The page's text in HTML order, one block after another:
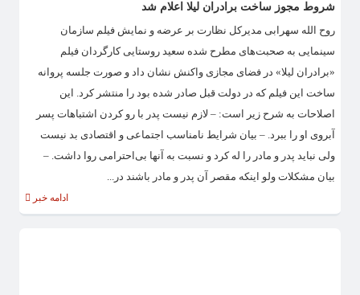
شروط مجوز ساخت برادران لیلا اعلام شد
روح الله سهرابی مدیرکل نظارت بر عرضه و نمایش فیلم سازمان
سینمایی به صحبت‌های مطرح شده سعید روستایی کارگردان فیلم
«برادران لیلا» در فضای مجازی واکنش نشان داد و صورت جلسه پروانه
ساخت این فیلم که در دولت قبل صادر شده بود را منتشر کرد. این
اصلاحات به شرح زیر است: – لازم نیست پدر با رو کردن اشتباهات پسر
آبروی او را ببرد. – بیان شرایط نامناسب اجتماعی و اقتصادی بد نیست
ولی نباید پدر و مادر را له کرد و نسبت به آنها بی‌احترامی روا داشت. –
بیان مشکلات ولو اینکه مقصر آن پدر و مادر باشند در...
ادامه خبر